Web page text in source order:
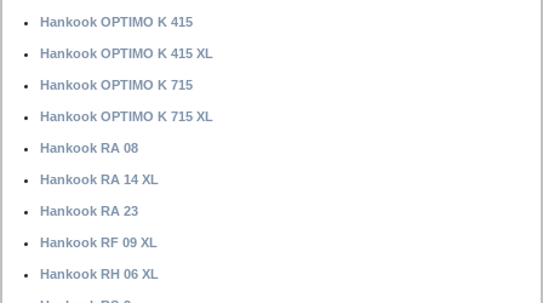
Hankook OPTIMO K 415
Hankook OPTIMO K 415 XL
Hankook OPTIMO K 715
Hankook OPTIMO K 715 XL
Hankook RA 08
Hankook RA 14 XL
Hankook RA 23
Hankook RF 09 XL
Hankook RH 06 XL